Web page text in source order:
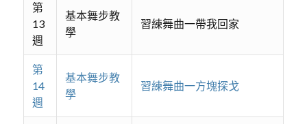
第
13
週
基本舞步教
學
習練舞曲一帶我回家
第
14
週
基本舞步教
學
習練舞曲一方塊探戈